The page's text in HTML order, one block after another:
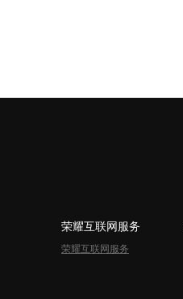
荣耀互联网服务
荣耀互联网服务